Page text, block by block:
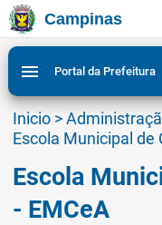
Ir para conteudo
Ir para menu do
Ligar/Desligar
Campinas
menu Portal da Prefeitura
Inicio>
Escola Municipal de
Escola
- EMCeA